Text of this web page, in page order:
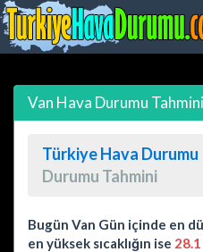
Van Hava Durumu
Türkiye Hava Durumu
Durumu Tahmini
Bugün Van Gün içinde en
en yüksek sıcaklığın ise 28.1